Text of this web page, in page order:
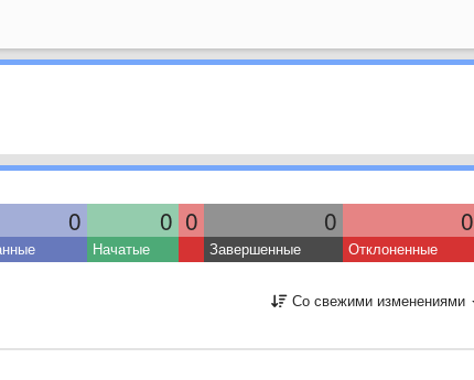
0 0 0 0 0
Начатые Завершенные Отклоненные
Со свежими изменениями